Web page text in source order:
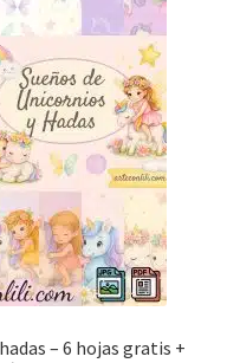
– 6 hojas gratis +